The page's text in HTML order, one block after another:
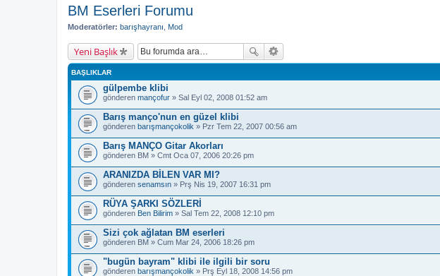
BM Eserleri Forumu
Moderatörler: barışhayranı Mod
Yeni Başlık
BAŞLIKLAR
gülpembe klibi
gönderen mançofur » Sal Eyl 02, 2008 01:52 am
Barış manço'nun en güzel klibi
gönderen barışmançokolik » Pzr Tem 22, 2007 00:56 am
Barış MANÇO Gitar Akorları
gönderen BM » Cmt Oca 07, 2006 20:26 pm
ARANIZDA BİLEN VAR MI?
gönderen senamsın » Prş Nis 19, 2007 16:31 pm
RÜYA ŞARKI SÖZLERİ
gönderen Ben Bilirim » Sal Tem 22, 2008 12:10 pm
Sizi çok ağlatan BM eserleri
gönderen BM » Cum Mar 24, 2006 18:26 pm
"bugün bayram" klibi ile ilgili bir soru
gönderen barışmançokolik » Prş Eyl 18, 2008 14:56 pm